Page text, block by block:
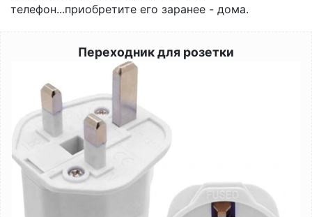
телефон...приобретите его заранее - дома.
Переходник для розетки